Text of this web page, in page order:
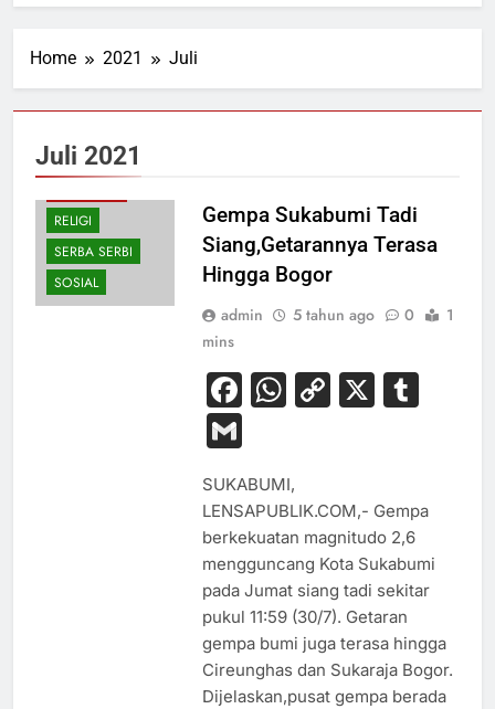
Home 2021 Juli
Juli 2021
RELIGI
SERBA SERBI
SOSIAL
Gempa Sukabumi Tadi
Siang,Getarannya Terasa
Hingga Bogor
admin 5 tahun ago 0
1
mins
Facebook
WhatsApp
Copy
X
Gmail
SUKABUMI,
LENSAPUBLIK.COM,- Gempa
berkekuatan magnitudo 2,6
mengguncang Kota Sukabumi
pada Jumat siang tadi sekitar
pukul 11:59 (30/7). Getaran
gempa bumi juga terasa hingga
Cireunghas dan Sukaraja Bogor.
Dijelaskan,pusat gempa berada